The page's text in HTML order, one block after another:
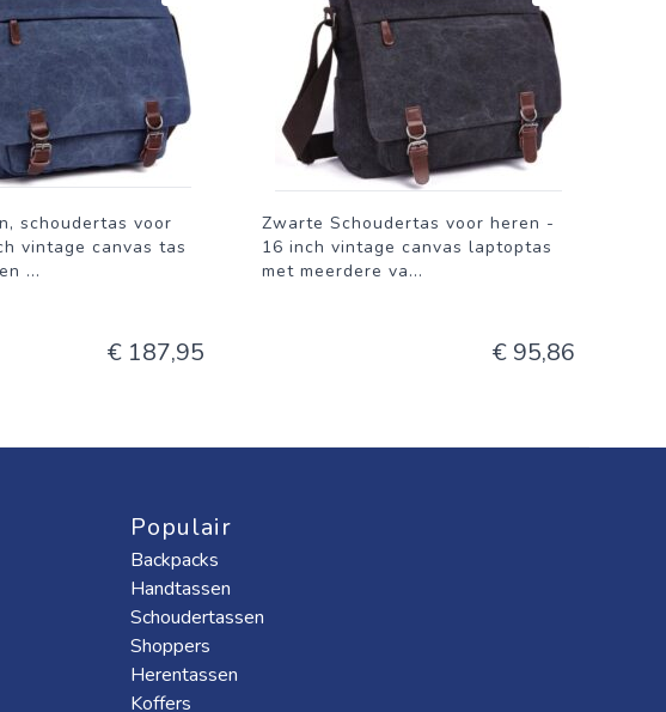
schoudertas voor
vintage canvas tas
...
€ 187,95
Zwarte Schoudertas voor heren -
16 inch vintage canvas laptoptas
met meerdere va...
€ 95,86
Populair
Backpacks
Handtassen
Schoudertassen
Shoppers
Herentassen
Koffers